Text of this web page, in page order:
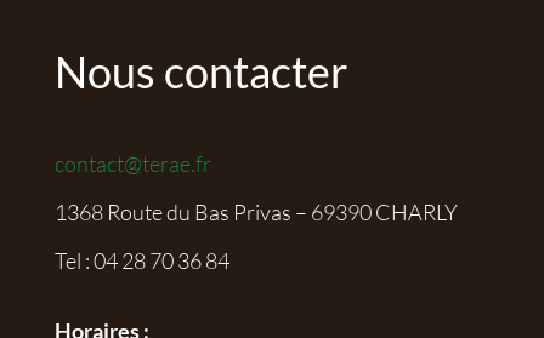
Nous contacter
contact@terae.fr
1368 Route du Bas Privas – 69390 CHARLY
Tel :04 28 70 36 84
Horaires :